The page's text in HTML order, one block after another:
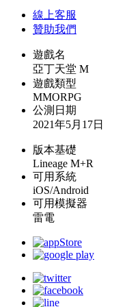
線上客服
贊助我們
遊戲名
亞丁天堂 M
遊戲類型
MMORPG
公測日期
2021年5月17日
版本基礎
Lineage M+R
可用系統
iOS/Android
可用模擬器
雷電